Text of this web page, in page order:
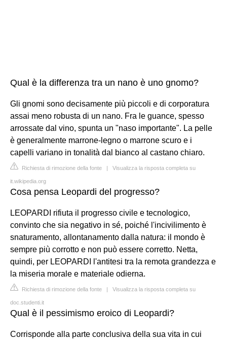
Qual è la differenza tra un nano è uno gnomo?
Gli gnomi sono decisamente più piccoli e di corporatura
assai meno robusta di un nano. Fra le guance, spesso
arrossate dal vino, spunta un "naso importante". La pelle
è generalmente marrone-legno o marrone scuro e i
capelli variano in tonalità dal bianco al castano chiaro.
Richiesta di rimozione della fonte | Visualizza la risposta completa su
it.wikipedia.org
Cosa pensa Leopardi del progresso?
LEOPARDI rifiuta il progresso civile e tecnologico,
convinto che sia negativo in sé, poiché l'incivilimento è
snaturamento, allontanamento dalla natura: il mondo è
sempre più corrotto e non può essere corretto. Netta,
quindi, per LEOPARDI l'antitesi tra la remota grandezza e
la miseria morale e materiale odierna.
Richiesta di rimozione della fonte | Visualizza la risposta completa su
doc.studenti.it
Qual è il pessimismo eroico di Leopardi?
Corrisponde alla parte conclusiva della sua vita in cui